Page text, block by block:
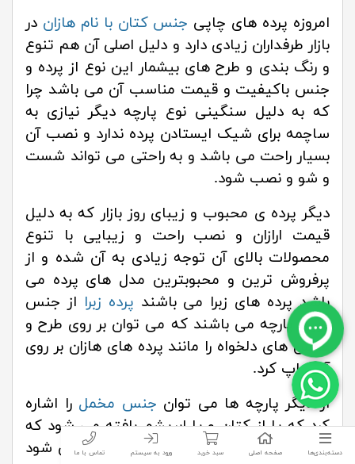
دسته‌بندی‌ها صفحه اصلی سبد خرید ورود به سیستم تماس با ما
امروزه پرده های چاپی جنس کتان با نام هازان در
بازار طرفداران زیادی دارد و دلیل اصلی آن هم تنوع
و رنگ بندی و طرح های بیشمار این نوع از پرده و
جنس باکیفیت و قیمت مناسب آن می باشد چرا
که به دلیل سنگینی نوع پارچه دیگر نیازی به
ساچمه برای شیک ایستادن پرده ندارد و نصب آن
بسیار راحت می باشد و به راحتی می تواند شست
و شو و نصب شود.
دیگر پرده ی محبوب و زیبای روز بازار که به دلیل
قیمت ارازان و نصب راحت و زیبایی با تنوع
محصولات بالای آن توجه زیادی به آن شده و از
پرفروش ترین و محبوبترین مدل های پرده می
باشد پرده های زبرا می باشند پرده زبرا از جنس
تور و پارچه می باشند که می توان بر روی طرح و
عکس های دلخواه را مانند پرده های هازان بر روی
آن چاپ کرد.
از دیگر پارچه ها می توان جنس مخمل را اشاره
کرد که یا از کتان و یا ابریشم بافته می شود که
در سبک های کلاسیک و مدرن استفاده می شود